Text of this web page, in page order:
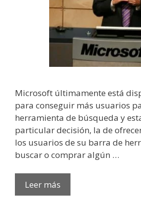
Microsoft últimamente está
para conseguir más usuarios
herramienta de búsqueda y
particular decisión, la de
los usuarios de su barra de
buscar o comprar algún …
Leer más